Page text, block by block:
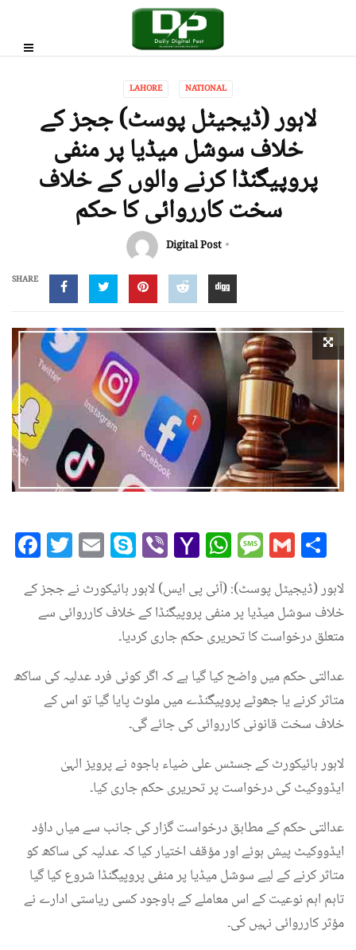
LAHORE NATIONAL
لاہور (ڈیجیٹل پوسٹ) ججز کے
خلاف سوشل میڈیا پر منفی
پروپیگنڈا کرنے والوں کے خلاف
سخت کارروائی کا حکم
Digital Post
SHARE
Facebook
Twitter
EmailSkype
ViberYahoo
Mail
لاہور (ڈیجیٹل پوسٹ): (آئی پی ایس) لاہور ہائیکورٹ نے ججز کے
خلاف سوشل میڈیا پر منفی پروپیگنڈا کے خلاف کارروائی سے
متعلق درخواست کا تحریری حکم جاری کردیا۔
عدالتی حکم میں واضح کیا گیا ہے کہ اگر کوئی فرد عدلیہ کی ساکھ
متاثر کرنے یا جھوٹے پروپیگنڈے میں ملوث پایا گیا تو اس کے
خلاف سخت قانونی کارروائی کی جائے گی۔
لاہور ہائیکورٹ کے جسٹس علی ضیاء باجوہ نے پرویز الہیٰ
ایڈووکیٹ کی درخواست پر تحریری حکم جاری کیا۔
عدالتی حکم کے مطابق درخواست گزار کی جانب سے میاں داؤد
ایڈووکیٹ پیش ہوئے اور مؤقف اختیار کیا کہ عدلیہ کی ساکھ کو
متاثر کرنے کے لیے سوشل میڈیا پر منفی پروپیگنڈا شروع کیا گیا
تاہم اہم نوعیت کے اس معاملے کے باوجود کسی ریاستی ادارے نے
مؤثر کارروائی نہیں کی۔